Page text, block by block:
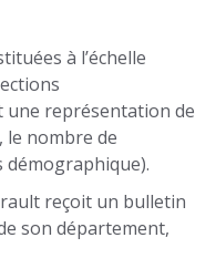
à l’échelle
une représentation de
le nombre de
démographique).
reçoit un bulletin
son département,